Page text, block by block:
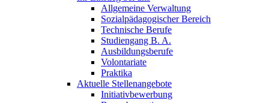
Allgemeine Verwaltung
Sozialpädagogischer Bereich
Technische Berufe
Studiengang B. A.
Ausbildungsberufe
Volontariate
Praktika
Aktuelle Stellenangebote
Initiativbewerbung